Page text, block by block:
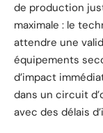
de production
maximale : le
attendre une
équipements
d’impact
dans un circuit
avec des délais